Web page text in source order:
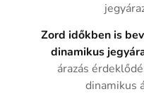
Zord időkben is
dinamikus
árazás
dinamikus